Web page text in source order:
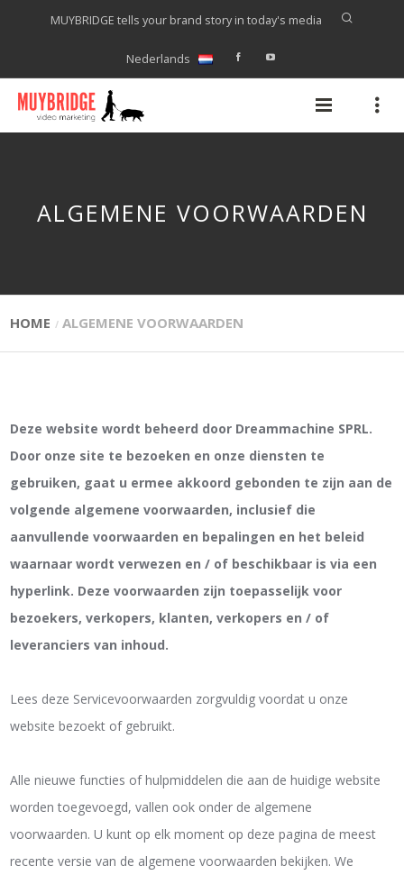
MUYBRIDGE tells your brand story in today's media
Nederlands
ALGEMENE VOORWAARDEN
HOME ALGEMENE VOORWAARDEN
Deze website wordt beheerd door Dreammachine SPRL.
Door onze site te bezoeken en onze diensten te
gebruiken, gaat u ermee akkoord gebonden te zijn aan de
volgende algemene voorwaarden, inclusief die
aanvullende voorwaarden en bepalingen en het beleid
waarnaar wordt verwezen en / of beschikbaar is via een
hyperlink. Deze voorwaarden zijn toepasselijk voor
bezoekers, verkopers, klanten, verkopers en / of
leveranciers van inhoud.
Lees deze Servicevoorwaarden zorgvuldig voordat u onze
website bezoekt of gebruikt.
Alle nieuwe functies of hulpmiddelen die aan de huidige website
worden toegevoegd, vallen ook onder de algemene
voorwaarden. U kunt op elk moment op deze pagina de meest
recente versie van de algemene voorwaarden bekijken. We